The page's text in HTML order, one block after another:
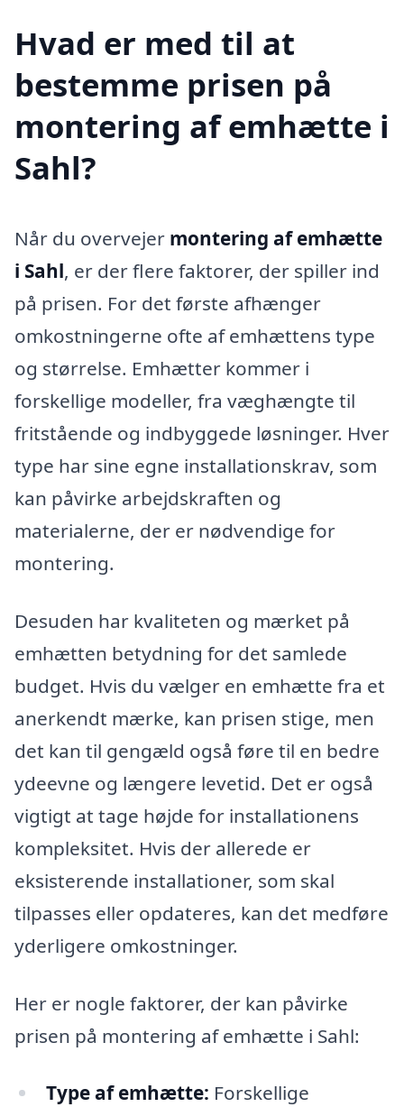
Hvad er med til at
bestemme prisen på
montering af emhætte i
Sahl?
Når du overvejer montering af emhætte
i Sahl, er der flere faktorer, der spiller ind
på prisen. For det første afhænger
omkostningerne ofte af emhættens type
og størrelse. Emhætter kommer i
forskellige modeller, fra væghængte til
fritstående og indbyggede løsninger. Hver
type har sine egne installationskrav, som
kan påvirke arbejdskraften og
materialerne, der er nødvendige for
montering.
Desuden har kvaliteten og mærket på
emhætten betydning for det samlede
budget. Hvis du vælger en emhætte fra et
anerkendt mærke, kan prisen stige, men
det kan til gengæld også føre til en bedre
ydeevne og længere levetid. Det er også
vigtigt at tage højde for installationens
kompleksitet. Hvis der allerede er
eksisterende installationer, som skal
tilpasses eller opdateres, kan det medføre
yderligere omkostninger.
Her er nogle faktorer, der kan påvirke
prisen på montering af emhætte i Sahl:
Type af emhætte: Forskellige